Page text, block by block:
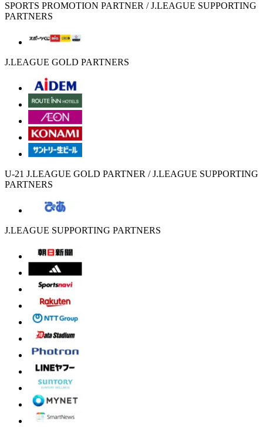
SPORTS PROMOTION PARTNER / J.LEAGUE SUPPORTING
PARTNERS
J.LEAGUE GOLD PARTNERS
U-21 J.LEAGUE GOLD PARTNER / J.LEAGUE SUPPORTING
PARTNERS
J.LEAGUE SUPPORTING PARTNERS